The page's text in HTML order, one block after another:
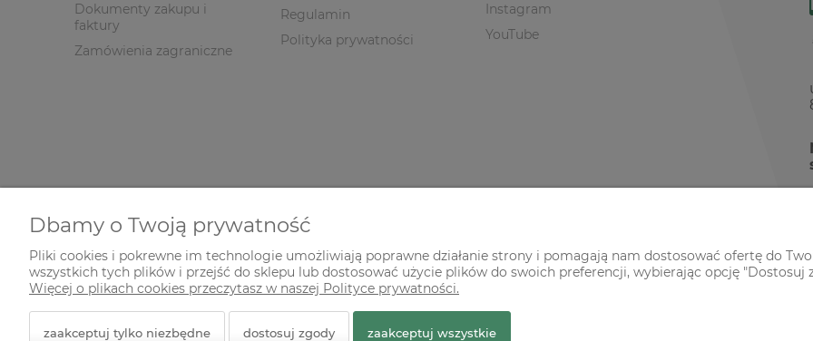
Dokumenty zakupu i
faktury
Zamówienia zagraniczne
Regulamin
Polityka prywatności
Instagram
YouTube
© 2026 zielonekoty.pl. Wszelkie prawa zastrzeżone.
Dbamy o Twoją prywatność
Pliki cookies i pokrewne im technologie umożliwiają poprawne działanie strony i pomagają nam dostosować ofertę do
wszystkich tych plików i przejść do sklepu lub dostosować użycie plików do swoich preferencji, wybierając opcję "Dostosuj
Więcej o plikach cookies przeczytasz w naszej Polityce prywatności.
zaakceptuj tylko niezbędne dostosuj zgody zaakceptuj wszystkie